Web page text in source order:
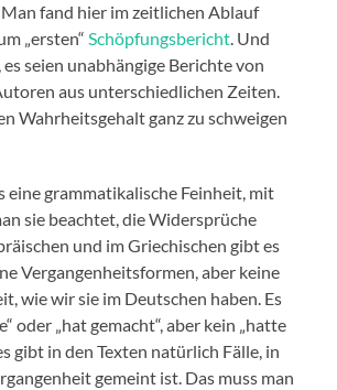
Man fand hier im zeitlichen Ablauf
„ersten“Schöpfungsbericht. Und
seien unabhängige Berichte von
aus unterschiedlichen Zeiten.
Wahrheitsgehalt ganz zu schweigen
eine grammatikalische Feinheit, mit
sie beachtet, die Widersprüche
und im Griechischen gibt es
Vergangenheitsformen, aber keine
wie wir sie im Deutschen haben. Es
oder „hat gemacht“, aber kein „hatte
gibt in den Texten natürlich Fälle, in
gemeint ist. Das muss man